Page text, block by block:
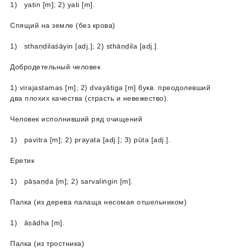
1) yatin [m]; 2) yati [m].
Спящий на земле (без крова)
1) sthaṇḍilaśāyin [adj.]; 2) sthāṇḍila [adj.].
Добродетельный человек
1) virajastamas [m]; 2) dvayātigа [m] букв. преодолевший
два плохих качества (страсть и невежество).
Человек исполнивший ряд очищений
1) pavitra [m]; 2) prayata [adj.]; 3) pūta [adj.].
Еретик
1) pāṣaṇḍа [m]; 2) sarvaliṅgin [m].
Палка (из дерева палаща несомая отшельником)
1) āṣāḍhа [m].
Палка (из тростника)